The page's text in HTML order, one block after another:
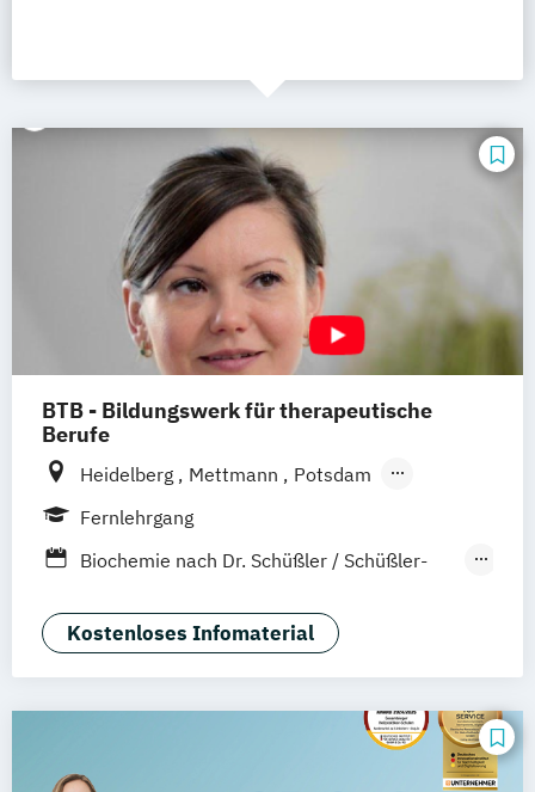
BTB - Bildungswerk für therapeutische
Berufe
Heidelberg Mettmann
Potsdam
Remscheid (Hauptsitz)
Frankfurt am Main Augsburg
Horstmar
Neustadt an der Weinstraße
Nürnberg Bochum München
Bingen
Fernlehrgang
Biochemie nach Dr. Schüßler / Schüßler-
Coach für Kinderentspannung
Fachkraft für Osteoporose-Prophylaxe
Kostenloses Infomaterial